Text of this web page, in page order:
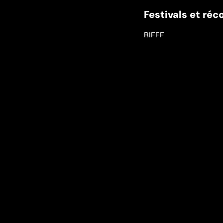
Festivals et
BIFFF